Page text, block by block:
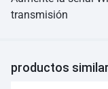
transmisión
productos